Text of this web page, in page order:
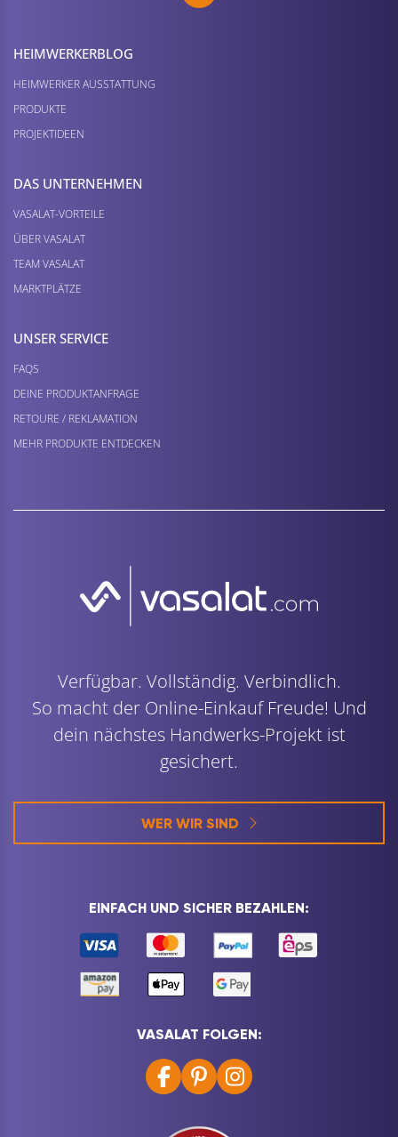
HEIMWERKER­BLOG
HEIMWERKER AUSSTATTUNG
PRODUKTE
PROJEKTIDEEN
DAS UNTERNEHMEN
VASALAT-VORTEILE
ÜBER VASALAT
TEAM VASALAT
MARKTPLÄTZE
UNSER SERVICE
FAQS
DEINE PRODUKTANFRAGE
RETOURE / REKLAMATION
MEHR PRODUKTE ENTDECKEN
Verfügbar. Vollständig. Verbindlich.
So macht der Online-Einkauf Freude! Und
dein nächstes Handwerks-Projekt ist
gesichert.
WER WIR SIND
EINFACH UND SICHER BEZAHLEN:
VASALAT FOLGEN: